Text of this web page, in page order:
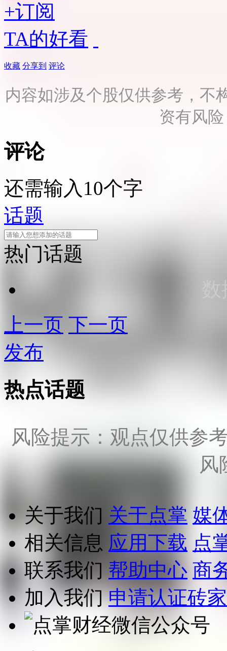
+订阅
TA的好看
收藏 分享到 评论
内容如涉及个股仅供参考，不
资有风
评论
还需输入10个字
话题
热门话题
上一页 下一页
发布
热点话题
风险提示：观点仅供参
风
关于我们 关于点掌 媒
相关信息 应用下载 点
联系我们 帮助中心 商
加入我们 申请认证砖家